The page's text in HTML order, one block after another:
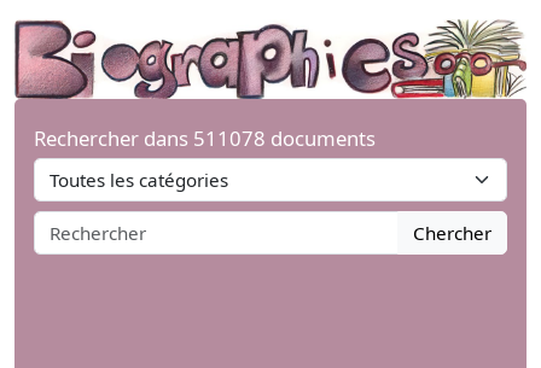
Rechercher dans 511078 documents
Chercher